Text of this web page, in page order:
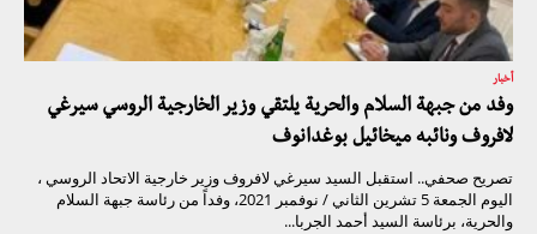
أخبار
وفد من جبهة السلام والحرية يلتقي وزير الخارجية الروسي سيرغي
لافروف ونائبه ميخائيل بوغدانوف
تصريح صحفي.. استقبل السيد سيرغي لافروف وزير خارجية الاتحاد الروسي ،
اليوم الجمعة 5 تشرين الثاني / نوفمبر 2021، وفداً من رئاسة جبهة السلام
والحرية، برئاسة السيد أحمد الجربا...